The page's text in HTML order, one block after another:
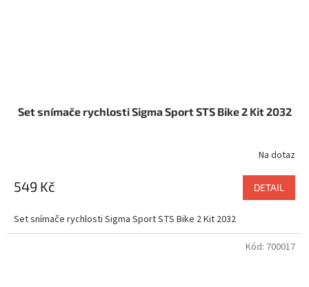
Set snímače rychlosti Sigma Sport STS Bike 2 Kit 2032
Na dotaz
549 Kč DETAIL
Set snímače rychlosti Sigma Sport STS Bike 2 Kit 2032
Kód: 700017